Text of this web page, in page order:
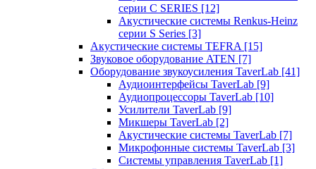
серии C SERIES [12]
Акустические системы Renkus-Heinz
серии S Series [3]
Акустические системы TEFRA [15]
Звуковое оборудование ATEN [7]
Оборудование звукоусиления TaverLab [41]
Аудиоинтерфейсы TaverLab [9]
Аудиопроцессоры TaverLab [10]
Усилители TaverLab [9]
Микшеры TaverLab [2]
Акустические системы TaverLab [7]
Микрофонные системы TaverLab [3]
Системы управления TaverLab [1]